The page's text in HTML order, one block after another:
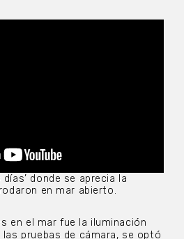
donde se aprecia la
en mar abierto.
en el mar fue la iluminación
las pruebas de cámara, se optó